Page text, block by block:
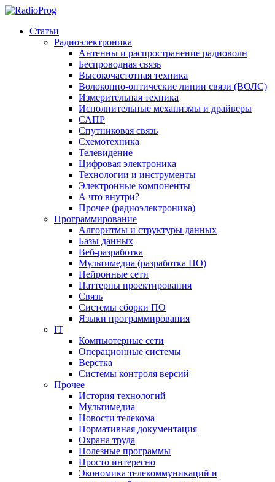
Статьи
Радиоэлектроника
Антенны и распространение радиоволн
Беспроводная связь
Высокочастотная техника
Волоконно-оптические линии связи (ВОЛС)
Измерительная техника
Исполнительные механизмы и драйверы
САПР
Спутниковая связь
Схемотехника
Телевидение
Цифровая электроника
Технологии и инструменты
Электронные компоненты
А что внутри?
Прочее (радиоэлектроника)
Программирование
Алгоритмы и структуры данных
Базы данных
Веб-разработка
Мультимедиа (разработка ПО)
Нейронные сети
Паттерны проектирования
Связь
Системы сборки ПО
Языки программирования
IT
Компьютерные сети
Операционные системы
Верстка
Системы контроля версий
Прочее
История технологий
Мультимедиа
Новости телекома
Нормативная документация
Охрана труда
Полезные программы
Просто интересно
Экономика телекоммуникаций и